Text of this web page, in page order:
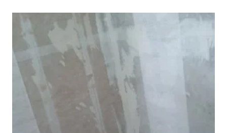
바탕면 은폐.노후 주택 리모델링 시 가장 큰 난제는 '불규칙한 벽면 단차와 거친
바탕면'입니다. 콘크리트 골조나 흙벽 위에 도배를 바로 올리면 요철이 그대로
드러나고 이음매가 터지는 하자가 발생합니다. 오늘은 완벽한 마감 품질을 내
기 위한 '목공 석고보드 평탄화 시방'과 '공간초배 밑작업' 기술을 정리해..